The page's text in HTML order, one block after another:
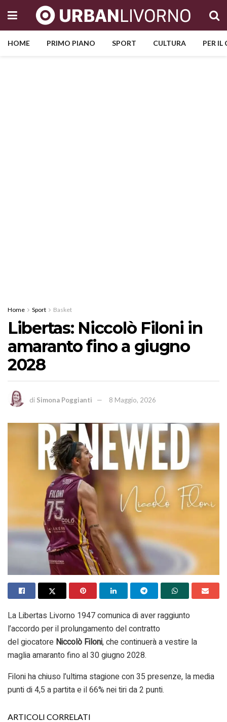
HOME PRIMO PIANO SPORT CULTURA PER
Home Sport Basket
Libertas: Niccolò Filoni in
amaranto fino a giugno
2028
di Simona Poggianti 8 Maggio, 2026
La Libertas Livorno 1947 comunica di aver raggiunto
l’accordo per il prolungamento del contratto
del giocatore Niccolò Filoni, che continuerà a vestire la
maglia amaranto fino al 30 giugno 2028.
Filoni ha chiuso l’ultima stagione con 35 presenze, la media
punti di 4,5 a partita e il 66% nei tiri da 2 punti.
ARTICOLI CORRELATI